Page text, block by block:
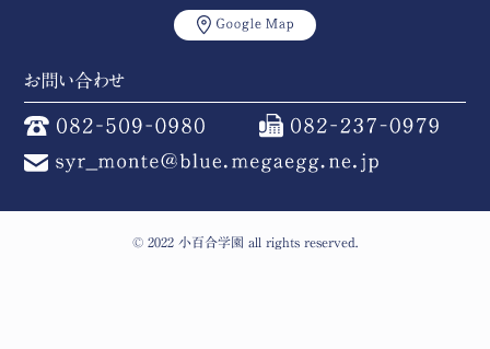
お問い合わせ
© 2022 小百合学園 all rights reserved.